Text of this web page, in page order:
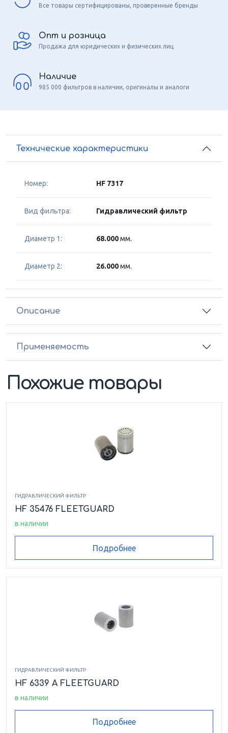
Все товары сертифицированы, проверенные бренды
Опт и розница
Продажа для юридических и физических лиц
Наличие
985 000 фильтров в наличии, оригиналы и аналоги
Технические характеристики
Номер: HF 7317
Вид фильтра: Гидравлический фильтр
Диаметр 1: 68.000мм.
Диаметр 2: 26.000мм.
Описание
Применяемость
Похожие товары
ГИДРАВЛИЧЕСКИЙ ФИЛЬТР
HF 35476 FLEETGUARD
в наличии
Подробнее
ГИДРАВЛИЧЕСКИЙ ФИЛЬТР
HF 6339 A FLEETGUARD
в наличии
Подробнее